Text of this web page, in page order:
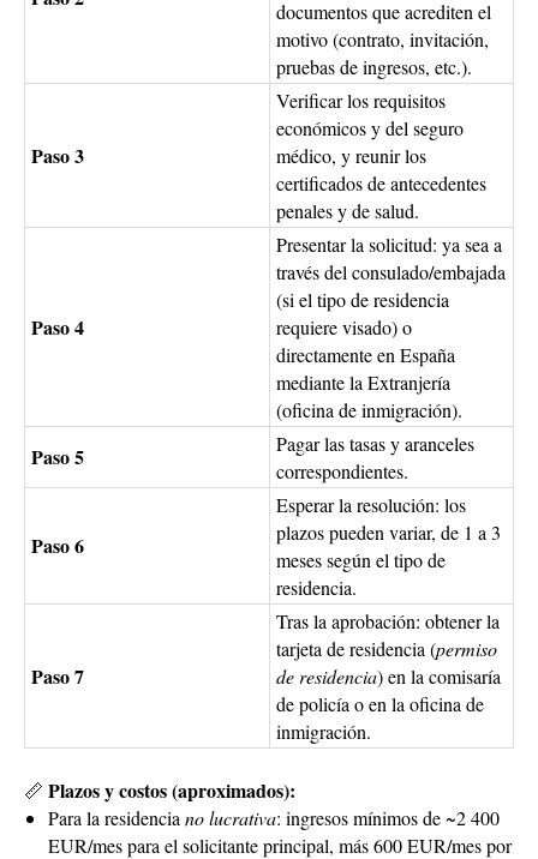
documentos que acrediten el
motivo (contrato, invitación,
pruebas de ingresos, etc.).
Paso 3
Verificar los requisitos
económicos y del seguro
médico, y reunir los
certificados de antecedentes
penales y de salud.
Paso 4
Presentar la solicitud: ya sea a
través del consulado/embajada
(si el tipo de residencia
requiere visado) o
directamente en España
mediante la Extranjería
(oficina de inmigración).
Paso 5
Pagar las tasas y aranceles
correspondientes.
Paso 6
Esperar la resolución: los
plazos pueden variar, de 1 a 3
meses según el tipo de
residencia.
Paso 7
Tras la aprobación: obtener la
tarjeta de residencia (permiso
de residencia) en la comisaría
de policía o en la oficina de
inmigración.
📏 Plazos y costos (aproximados):
Para la residencia no lucrativa: ingresos mínimos de ~2 400
EUR/mes para el solicitante principal, más 600 EUR/mes por